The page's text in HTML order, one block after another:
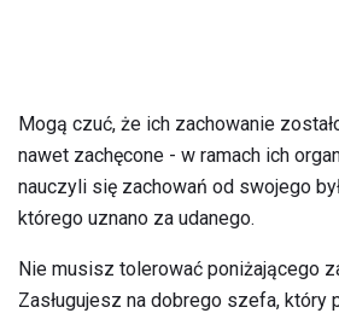
Mogą czuć, że ich zachowanie
nawet zachęcone - w ramach ich
nauczyli się zachowań od swojego
którego uznano za udanego.
Nie musisz tolerować poniżającego
Zasługujesz na dobrego szefa, który